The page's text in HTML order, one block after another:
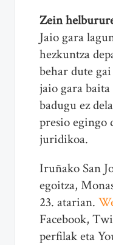
Zein
Jaio gara
hezkuntza
behar dute
jaio gara
badugu ez
presio egingo
juridikoa.
Iruñako San
egoitza,
23. atarian.
Facebook,
perfilak eta